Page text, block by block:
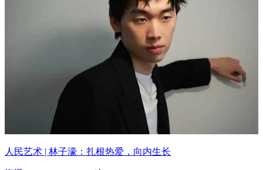
人民艺术 | 林子濠：扎根热爱，向内生长